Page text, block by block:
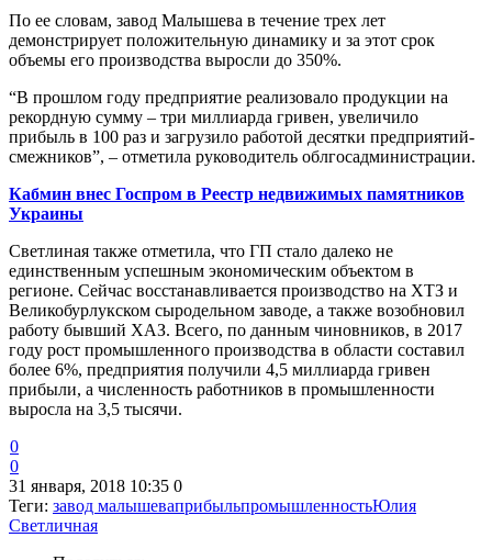
По ее словам, завод Малышева в течение трех лет
демонстрирует положительную динамику и за этот срок
объемы его производства выросли до 350%.
“В прошлом году предприятие реализовало продукции на
рекордную сумму – три миллиарда гривен, увеличило
прибыль в 100 раз и загрузило работой десятки предприятий-
смежников”, – отметила руководитель облгосадминистрации.
Кабмин внес Госпром в Реестр недвижимых памятников
Украины
Светлиная также отметила, что ГП стало далеко не
единственным успешным экономическим объектом в
регионе. Сейчас восстанавливается производство на ХТЗ и
Великобурлукском сыродельном заводе, а также возобновил
работу бывший ХАЗ. Всего, по данным чиновников, в 2017
году рост промышленного производства в области составил
более 6%, предприятия получили 4,5 миллиарда гривен
прибыли, а численность работников в промышленности
выросла на 3,5 тысячи.
0
0
31 января, 2018 10:35 0
Теги: завод малышеваприбыльпромышленностьЮлия
Светличная